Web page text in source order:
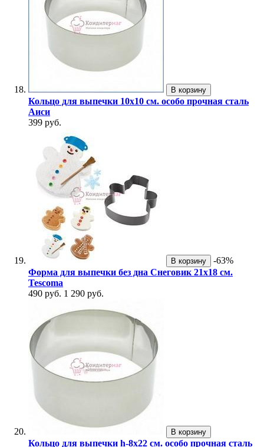
В корзину
Кольцо для выпечки 10х10 см. особо прочная сталь
Аиси
399 руб.
В корзину
-63%
Форма для выпечки без дна Снеговик 21х18 см.
Tescoma
490 руб. 1 290 руб.
В корзину
Кольцо для выпечки h-8х22 см. особо прочная сталь